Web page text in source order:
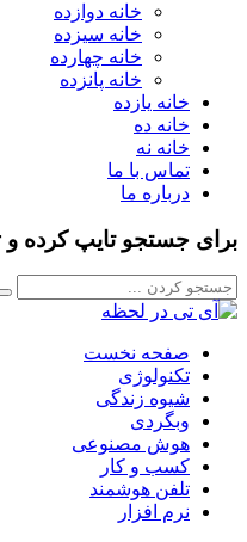
خانه دوازده
خانه سیزده
خانه چهارده
خانه پانزده
خانه یازده
خانه ده
خانه نه
تماس با ما
درباره ما
برای جستجو تایپ کرده و Enter را بزنید
صفحه نخست
تکنولوژی
شیوه زندگی
وبگردی
هوش مصنوعی
کسب و کار
تلفن هوشمند
نرم افزار